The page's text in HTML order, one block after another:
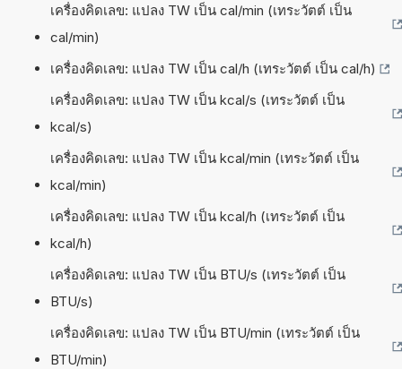
เครื่องคิดเลข: แปลง TW เป็น cal/min (เทระวัตต์ เป็น
cal/min)
เครื่องคิดเลข: แปลง TW เป็น cal/h (เทระวัตต์ เป็น cal/h)
เครื่องคิดเลข: แปลง TW เป็น kcal/s (เทระวัตต์ เป็น
kcal/s)
เครื่องคิดเลข: แปลง TW เป็น kcal/min (เทระวัตต์ เป็น
kcal/min)
เครื่องคิดเลข: แปลง TW เป็น kcal/h (เทระวัตต์ เป็น
kcal/h)
เครื่องคิดเลข: แปลง TW เป็น BTU/s (เทระวัตต์ เป็น
BTU/s)
เครื่องคิดเลข: แปลง TW เป็น BTU/min (เทระวัตต์ เป็น
BTU/min)